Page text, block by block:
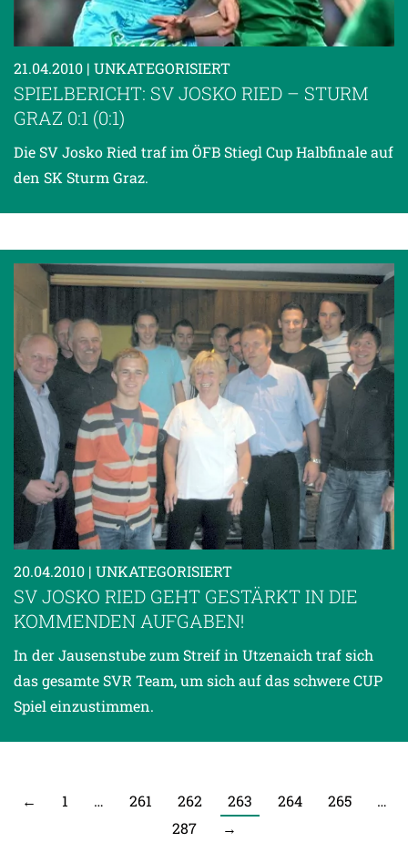
21.04.2010 | UNKATEGORISIERT
SPIELBERICHT: SV JOSKO RIED – STURM
GRAZ 0:1 (0:1)
Die SV Josko Ried traf im ÖFB Stiegl Cup Halbfinale auf
den SK Sturm Graz.
20.04.2010 | UNKATEGORISIERT
SV JOSKO RIED GEHT GESTÄRKT IN DIE
KOMMENDEN AUFGABEN!
In der Jausenstube zum Streif in Utzenaich traf sich
das gesamte SVR Team, um sich auf das schwere CUP
Spiel einzustimmen.
← 1 … 261 262 263 264 265
…
287
→